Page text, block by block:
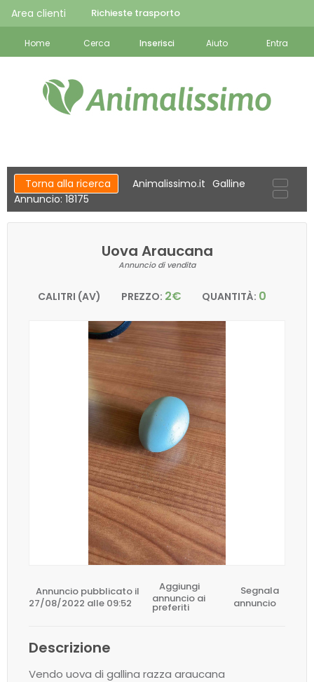
Area clienti Richieste trasporto
Home Cerca Inserisci Aiuto Entra
Torna alla ricerca Animalissimo.it Galline
Annuncio: 18175
Uova Araucana
Annuncio di vendita
CALITRI (AV) PREZZO: 2€ QUANTITÀ: 0
Annuncio pubblicato il
27/08/2022 alle 09:52
Aggiungi
annuncio ai
preferiti
Segnala
annuncio
Descrizione
Vendo uova di gallina razza araucana